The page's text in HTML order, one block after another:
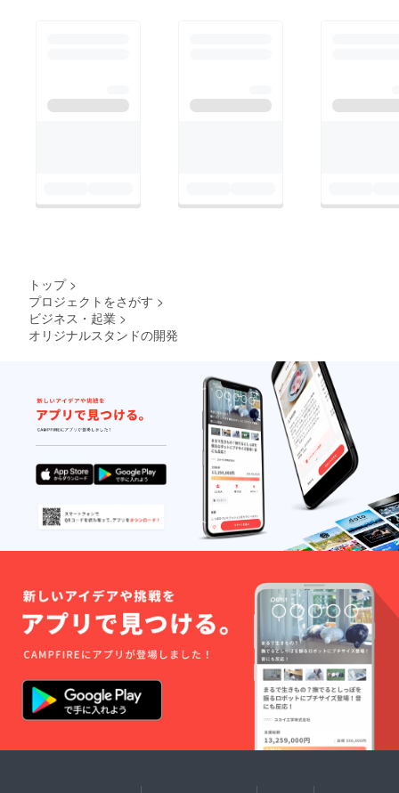
トップ >
プロジェクトをさがす >
ビジネス・起業 >
オリジナルスタンドの開発